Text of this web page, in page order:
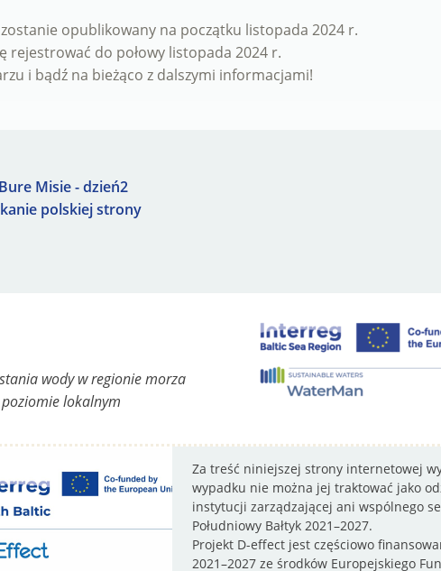
opublikowany na początku listopada 2024 r.
rejestrować do połowy listopada 2024 r.
i bądź na bieżąco z dalszymi informacjami!
Misie - dzień2
polskiej strony
wody w regionie morza
lokalnym
Za treść niniejszej strony internetowej
wypadku nie można jej traktować jako
instytucji zarządzającej ani wspólnego
Południowy Bałtyk 2021–2027.
Projekt D-effect jest częściowo
2021–2027 ze środków Europejskiego